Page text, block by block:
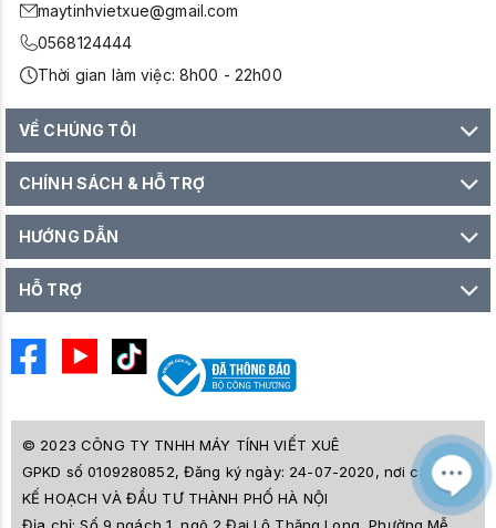
maytinhvietxue@gmail.com
0568124444
Thời gian làm việc: 8h00 - 22h00
VỀ CHÚNG TÔI
CHÍNH SÁCH & HỖ TRỢ
HƯỚNG DẪN
HỖ TRỢ
© 2023 CÔNG TY TNHH MÁY TÍNH VIẾT XUÊ
GPKD số 0109280852, Đăng ký ngày: 24-07-2020, nơi cấp SỞ
KẾ HOẠCH VÀ ĐẦU TƯ THÀNH PHỐ HÀ NỘI